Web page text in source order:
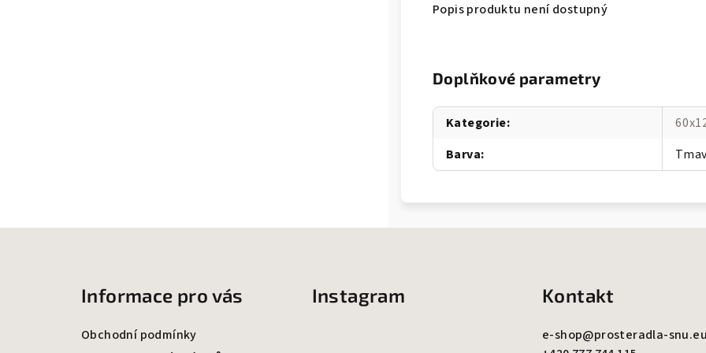
Popis produktu není dostupný
Doplňkové parametry
Kategorie:
Barva:
Informace pro vás
Obchodní podmínky
Instagram Kontakt
e-shop@prosteradla-snu.eu